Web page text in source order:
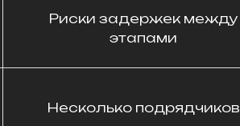
Риски задержек между
этапами
Несколько подрядчиков